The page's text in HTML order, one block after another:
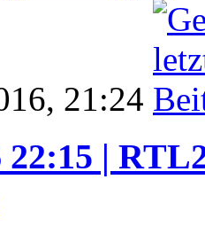
21:24
22:15 |